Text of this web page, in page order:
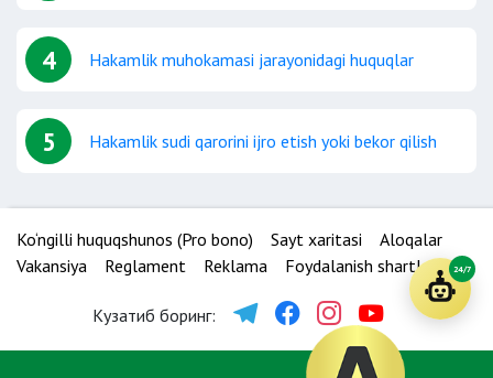
4 Hakamlik muhokamasi jarayonidagi huquqlar
5 Hakamlik sudi qarorini ijro etish yoki bekor qilish
Ko‘ngilli huquqshunos (Pro bono) Sayt xaritasi
Aloqalar
Vakansiya
Reglament Reklama Foydalanish shartlari
Кузатиб боринг:
24/7